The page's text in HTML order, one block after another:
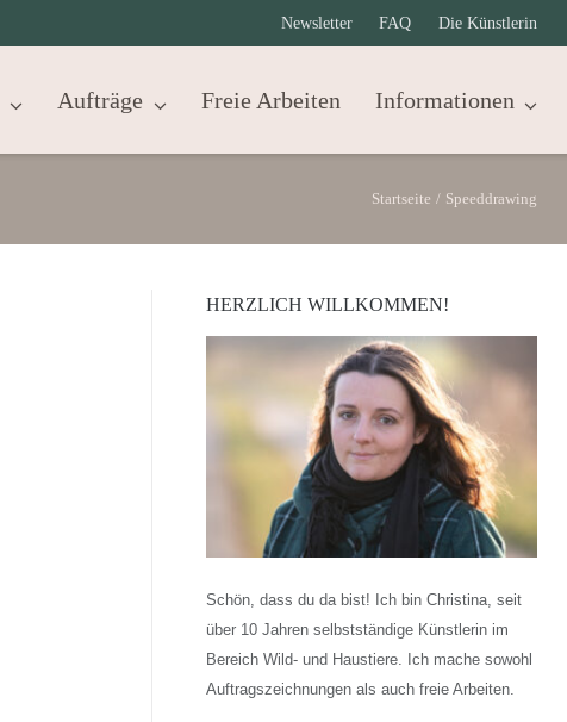
Newsletter FAQ Die Künstlerin
Aufträge Freie Arbeiten Informationen
Startseite / Speeddrawing
HERZLICH WILLKOMMEN!
Schön, dass du da bist! Ich bin Christina, seit
über 10 Jahren selbstständige Künstlerin im
Bereich Wild- und Haustiere. Ich mache sowohl
Auftragszeichnungen als auch freie Arbeiten.